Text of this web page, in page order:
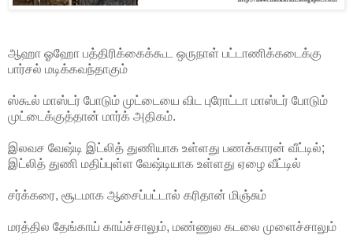
ஆஹா ஓஹோ பத்திரிக்கைக்கூட ஒருநாள் பட்டாணிக்கடைக்கு
பார்சல் மடிக்கவந்தாகும்
ஸ்கூல் மாஸ்டர் போடும் முட்டையை விட புரோட்டா மாஸ்டர் போடும்
முட்டைக்குத்தான் மார்க் அதிகம்.
இலவச வேஷ்டி இட்லித் துணியாக உள்ளது பணக்காரன் வீட்டில்;
இட்லித் துணி மதிப்புள்ள வேஷ்டியாக உள்ளது ஏழை வீட்டில்
சர்க்கரை, சூடமாக ஆசைப்பட்டால் கரிதான் மிஞ்சும்
மரத்தில தேங்காய் காய்ச்சாலும், மண்ணுல கடலை முளைச்சாலும்